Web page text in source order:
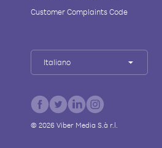
Customer Complaints Code
Italiano
© 2026Viber Media S.à r.l.